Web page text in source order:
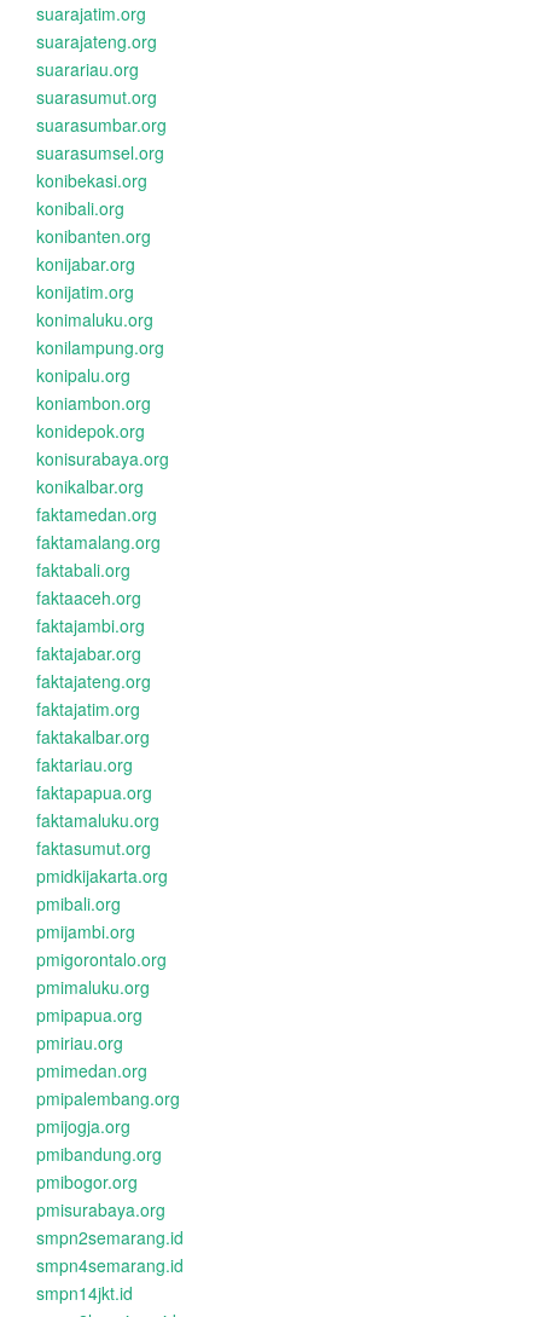
suarajatim.org
suarajateng.org
suarariau.org
suarasumut.org
suarasumbar.org
suarasumsel.org
konibekasi.org
konibali.org
konibanten.org
konijabar.org
konijatim.org
konimaluku.org
konilampung.org
konipalu.org
koniambon.org
konidepok.org
konisurabaya.org
konikalbar.org
faktamedan.org
faktamalang.org
faktabali.org
faktaaceh.org
faktajambi.org
faktajabar.org
faktajateng.org
faktajatim.org
faktakalbar.org
faktariau.org
faktapapua.org
faktamaluku.org
faktasumut.org
pmidkijakarta.org
pmibali.org
pmijambi.org
pmigorontalo.org
pmimaluku.org
pmipapua.org
pmiriau.org
pmimedan.org
pmipalembang.org
pmijogja.org
pmibandung.org
pmibogor.org
pmisurabaya.org
smpn2semarang.id
smpn4semarang.id
smpn14jkt.id